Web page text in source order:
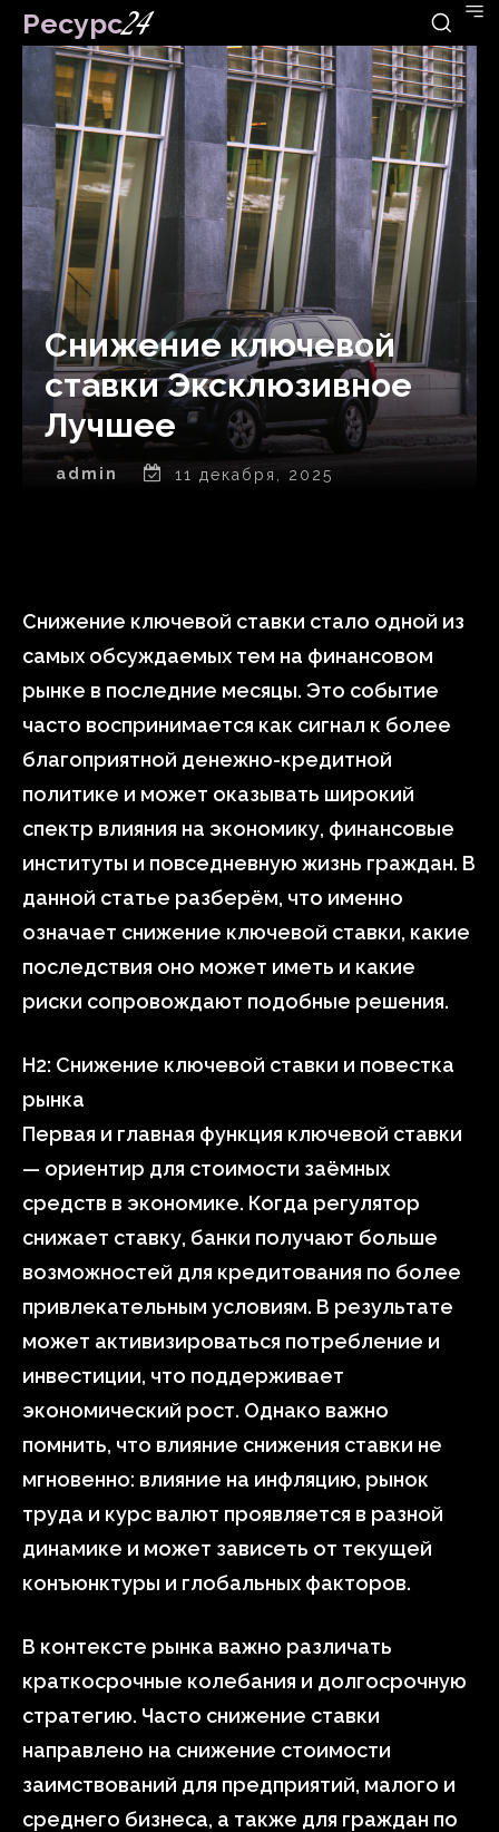
Ресурс24
Снижение ключевой
ставки Эксклюзивное
Лучшее
admin 11 декабря, 2025
Снижение ключевой ставки стало одной из
самых обсуждаемых тем на финансовом
рынке в последние месяцы. Это событие
часто воспринимается как сигнал к более
благоприятной денежно-кредитной
политике и может оказывать широкий
спектр влияния на экономику, финансовые
институты и повседневную жизнь граждан. В
данной статье разберём, что именно
означает снижение ключевой ставки, какие
последствия оно может иметь и какие
риски сопровождают подобные решения.
H2: Снижение ключевой ставки и повестка
рынка
Первая и главная функция ключевой ставки
— ориентир для стоимости заёмных
средств в экономике. Когда регулятор
снижает ставку, банки получают больше
возможностей для кредитования по более
привлекательным условиям. В результате
может активизироваться потребление и
инвестиции, что поддерживает
экономический рост. Однако важно
помнить, что влияние снижения ставки не
мгновенно: влияние на инфляцию, рынок
труда и курс валют проявляется в разной
динамике и может зависеть от текущей
конъюнктуры и глобальных факторов.
В контексте рынка важно различать
краткосрочные колебания и долгосрочную
стратегию. Часто снижение ставки
направлено на снижение стоимости
заимствований для предприятий, малого и
среднего бизнеса, а также для граждан по